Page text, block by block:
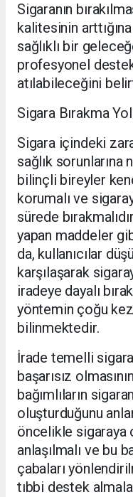
Sigaranın
kalitesinin
sağlıklı bir
profesyonel
atılabileceğini
Sigara Bırakma
Sigara içindeki
sağlık sorunlarına
bilinçli bireyler
korumalı ve
sürede
yapan maddeler
da, kullanıcılar
karşılaşarak
iradeye dayalı
yöntemin çoğu kez
bilinmektedir.
İrade temelli sigara
başarısız
bağımlıların
oluşturduğunu
öncelikle sigaraya
anlaşılmalı ve bu
çabaları
tıbbi destek